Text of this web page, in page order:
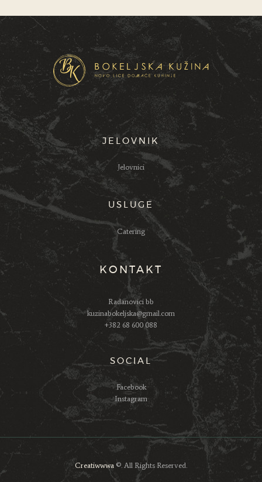
JELOVNIK
Jelovnici
USLUGE
Catering
KONTAKT
Radanovici bb
kuzinabokeljska@gmail.com
+382 68 600 088
SOCIAL
Facebook
Instagram
Creatiwwwa ©. All Rights Reserved.